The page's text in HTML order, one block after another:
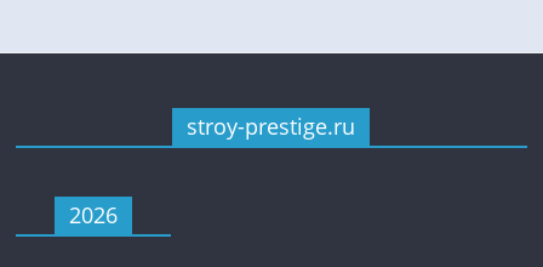
stroy-prestige.ru
2026